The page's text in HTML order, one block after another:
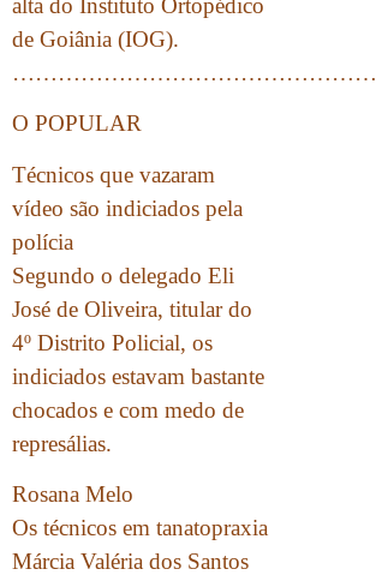
alta do Instituto Ortopédico
de Goiânia (IOG).
…………………………………………
O POPULAR
Técnicos que vazaram
vídeo são indiciados pela
polícia
Segundo o delegado Eli
José de Oliveira, titular do
4º Distrito Policial, os
indiciados estavam bastante
chocados e com medo de
represálias.
Rosana Melo
Os técnicos em tanatopraxia
Márcia Valéria dos Santos